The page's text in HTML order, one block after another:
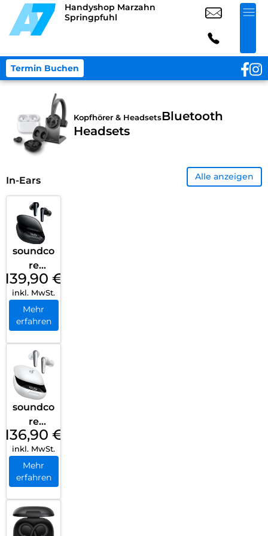
Handyshop Marzahn
Springpfuhl
Termin Buchen
Kopfhörer & HeadsetsBluetooth
Headsets
In-Ears Alle anzeigen
soundco
re
Liberty
4 Pro
Black
139,90 €
inkl. MwSt.
Mehr
erfahren
soundco
re
Liberty
4 Pro
White
136,90 €
inkl. MwSt.
Mehr
erfahren